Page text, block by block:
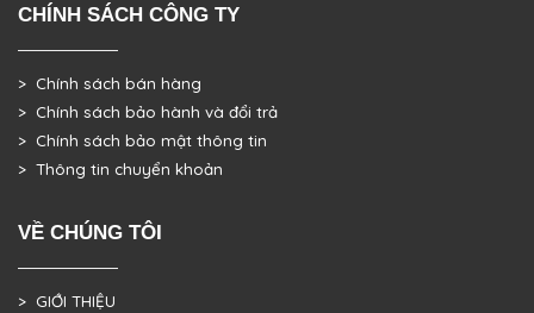
CHÍNH SÁCH CÔNG TY
> Chính sách bán hàng
> Chính sách bảo hành và đổi trả
> Chính sách bảo mật thông tin
> Thông tin chuyển khoản
VỀ CHÚNG TÔI
> GIỚI THIỆU